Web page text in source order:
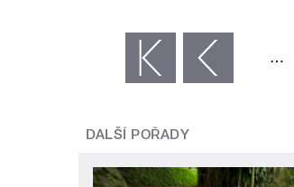
‹ předchozí …
DALŠÍ POŘADY